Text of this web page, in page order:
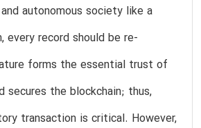
autonomous society like a
every record should be re-
forms the essential trust of
secures the blockchain; thus,
transaction is critical. However,